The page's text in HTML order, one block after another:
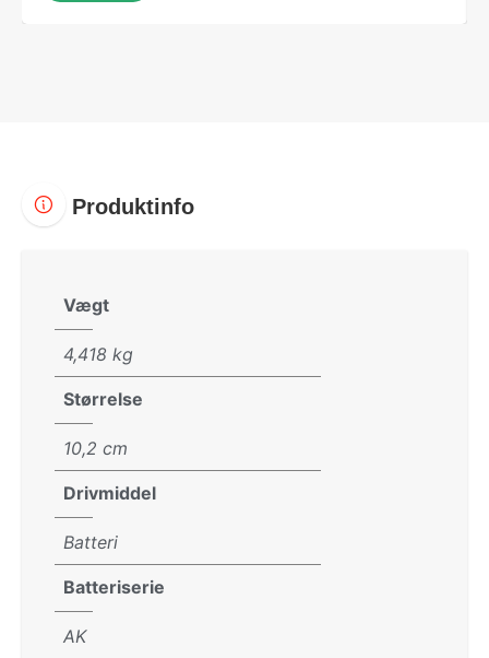
Produktinfo
Vægt
4,418 kg
Størrelse
10,2 cm
Drivmiddel
Batteri
Batteriserie
AK